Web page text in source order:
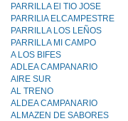
PARRILLA El TIO JOSE
PARRILlA ELCAMPESTRE
PARRILLA LOS LEÑOS
PARRILLA MI CAMPO
A LOS BIFES
ADLEA CAMPANARIO
AIRE SUR
AL TRENO
ALDEA CAMPANARIO
ALMAZEN DE SABORES